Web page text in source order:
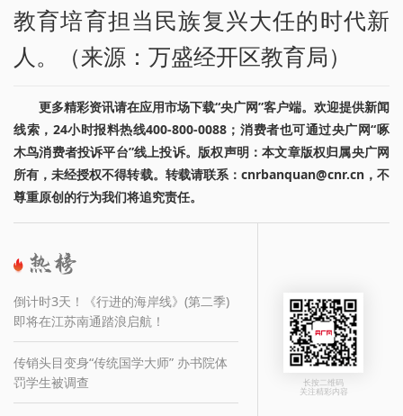
教育培育担当民族复兴大任的时代新
人。（来源：万盛经开区教育局）
更多精彩资讯请在应用市场下载“央广网”客户端。欢迎提供新闻
线索，24小时报料热线400-800-0088；消费者也可通过央广网“啄
木鸟消费者投诉平台”线上投诉。版权声明：本文章版权归属央广网
所有，未经授权不得转载。转载请联系：cnrbanquan@cnr.cn，不
尊重原创的行为我们将追究责任。
倒计时3天！《行进的海岸线》(第二季)
即将在江苏南通踏浪启航！
传销头目变身“传统国学大师” 办书院体
罚学生被调查
长按二维码
关注精彩内容